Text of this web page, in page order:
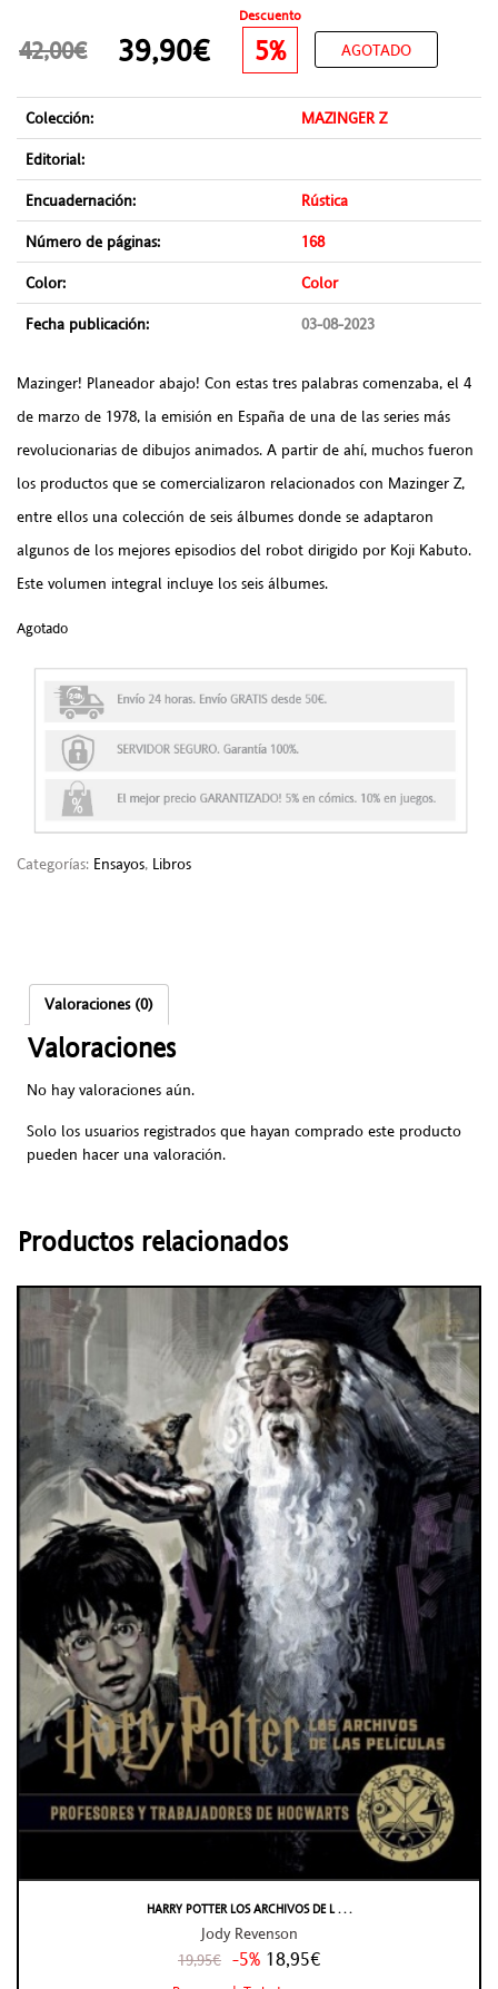
Descuento
42,00€ 39,90€ 5% AGOTADO
Colección:
MAZINGER Z
Editorial:
Encuadernación:
Rústica
Número de páginas:
168
Color:
Color
Fecha publicación:
03-08-2023
Mazinger! Planeador abajo! Con estas tres palabras comenzaba, el 4
de marzo de 1978, la emisión en España de una de las series más
revolucionarias de dibujos animados. A partir de ahí, muchos fueron
los productos que se comercializaron relacionados con Mazinger Z,
entre ellos una colección de seis álbumes donde se adaptaron
algunos de los mejores episodios del robot dirigido por Koji Kabuto.
Este volumen integral incluye los seis álbumes.
Agotado
Categorías: Ensayos, Libros
Valoraciones (0)
Valoraciones
No hay valoraciones aún.
Solo los usuarios registrados que hayan comprado este producto
pueden hacer una valoración.
Productos relacionados
HARRY POTTER LOS ARCHIVOS DE L . . .
Jody Revenson
19,95€ -5% 18,95€